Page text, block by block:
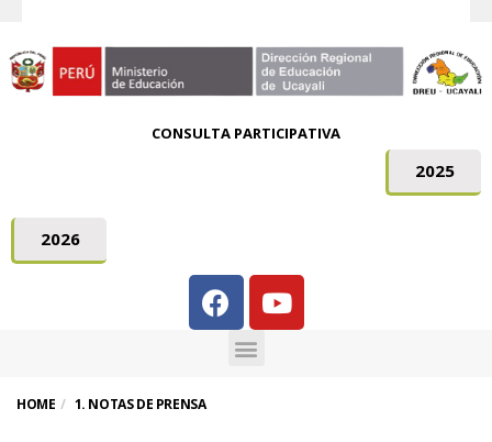
CONSULTA PARTICIPATIVA
2025
2026
HOME 1. NOTAS DE PRENSA